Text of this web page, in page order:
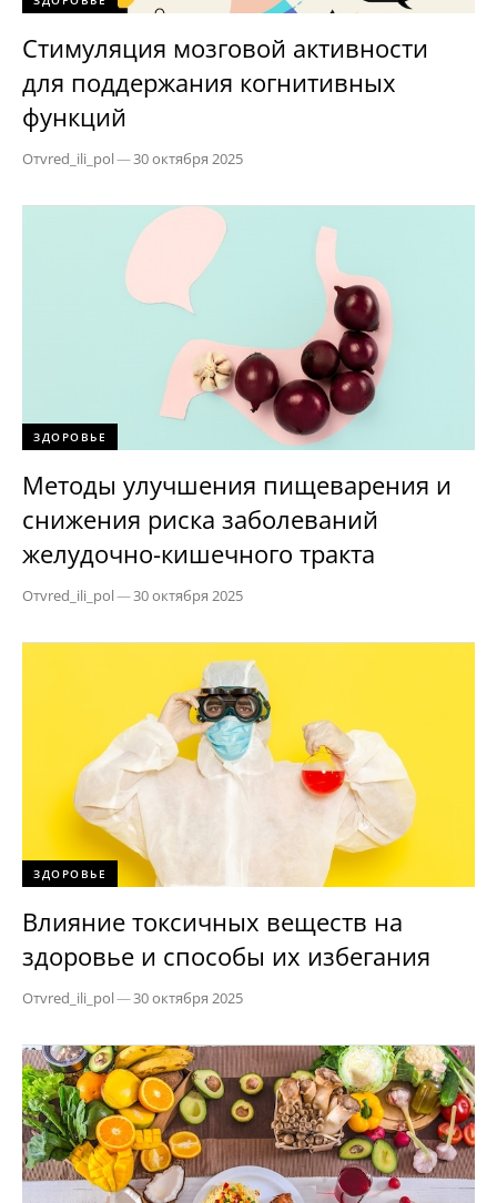
Стимуляция мозговой активности
для поддержания когнитивных
функций
Отvred_ili_pol—30 октября 2025
ЗДОРОВЬЕ
Методы улучшения пищеварения и
снижения риска заболеваний
желудочно-кишечного тракта
Отvred_ili_pol—30 октября 2025
ЗДОРОВЬЕ
Влияние токсичных веществ на
здоровье и способы их избегания
Отvred_ili_pol—30 октября 2025